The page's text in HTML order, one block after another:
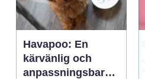
Havapoo: En
kärvänlig och
anpassningsbar